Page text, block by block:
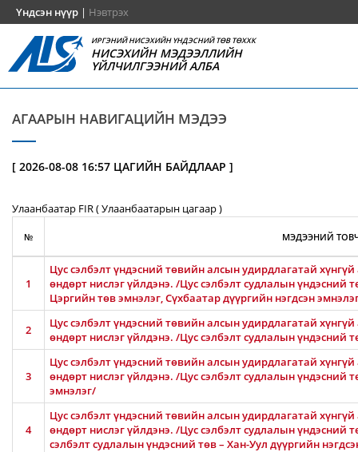
Үндсэн нүүр | Нэвтрэх
ИРГЭНИЙ НИСЭХИЙН ҮНДЭСНИЙ ТӨВ ТӨХХК
НИСЭХИЙН МЭДЭЭЛЛИЙН
ҮЙЛЧИЛГЭЭНИЙ АЛБА
АГААРЫН НАВИГАЦИЙН МЭДЭЭ
[ 2026-08-08 16:57 ЦАГИЙН БАЙДЛААР ]
Улаанбаатар FIR ( Улаанбаатарын цагаар )
№ МЭДЭЭНИЙ
1
Цус сэлбэлт үндэсний төвийн алсын удирдлагатай
өндөрт нислэг үйлдэнэ. /Цус сэлбэлт судлалын үндэсний
Цэргийн төв эмнэлэг, Сүхбаатар дүүргийн нэгдсэн
2
Цус сэлбэлт үндэсний төвийн алсын удирдлагатай
өндөрт нислэг үйлдэнэ. /Цус сэлбэлт судлалын үндэсний
3
Цус сэлбэлт үндэсний төвийн алсын удирдлагатай
өндөрт нислэг үйлдэнэ. /Цус сэлбэлт судлалын
эмнэлэг/
4
Цус сэлбэлт үндэсний төвийн алсын удирдлагатай
өндөрт нислэг үйлдэнэ. /Цус сэлбэлт судлалын үндэсний
сэлбэлт судлалын үндэсний төв – Хан-Уул дүүргийн